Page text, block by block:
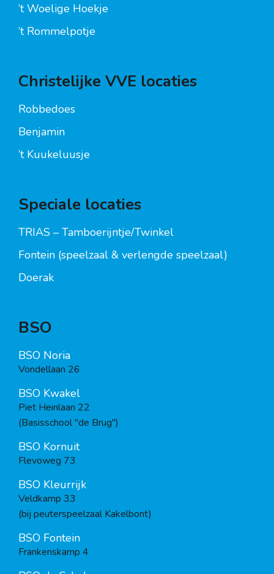
’t Woelige Hoekje
’t Rommelpotje
Christelijke VVE locaties
Robbedoes
Benjamin
’t Kuukeluusje
Speciale locaties
TRIAS – Tamboerijntje/Twinkel
Fontein (speelzaal & verlengde speelzaal)
Doerak
BSO
BSO Noria
Vondellaan 26
BSO Kwakel
Piet Heinlaan 22
(Basisschool "de Brug")
BSO Kornuit
Flevoweg 73
BSO Kleurrijk
Veldkamp 33
(bij peuterspeelzaal Kakelbont)
BSO Fontein
Frankenskamp 4